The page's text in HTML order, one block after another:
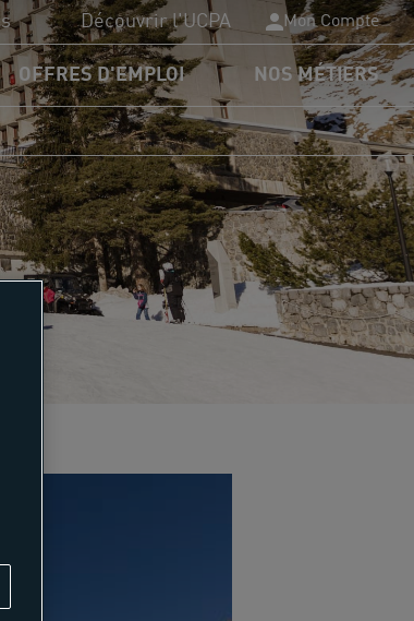
sport
Découvrir l'UCPA Mon Compte
OFFRES D'EMPLOI NOS MÉTIERS